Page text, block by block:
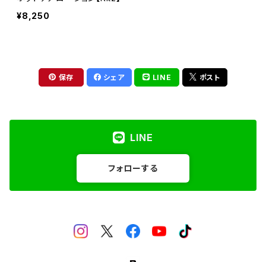
¥8,250
保存 シェア LINE ポスト
LINE
フォローする